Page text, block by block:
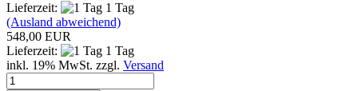
Lieferzeit:
1 Tag
(Ausland abweichend)
548,00 EUR
Lieferzeit:
1 Tag
inkl. 19% MwSt. zzgl. Versand